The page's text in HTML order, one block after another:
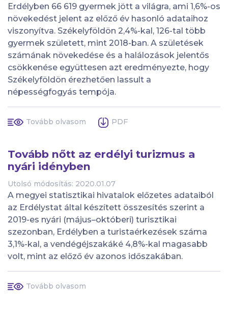
Erdélyben 66 619 gyermek jött a világra, ami 1,6%-os
növekedést jelent az előző év hasonló adataihoz
viszonyítva. Székelyföldön 2,4%-kal, 126-tal több
gyermek született, mint 2018-ban. A születések
számának növekedése és a halálozások jelentős
csökkenése együttesen azt eredményezte, hogy
Székelyföldön érezhetően lassult a
népességfogyás tempója.
Tovább olvasom PDF
Tovább nőtt az erdélyi turizmus a
nyári idényben
Utolsó módosítás: 2020.01.07
A megyei statisztikai hivatalok előzetes adataiból
az Erdélystat által készített összesítés szerint a
2019-es nyári (május–októberi) turisztikai
szezonban, Erdélyben a turistaérkezések száma
3,1%-kal, a vendégéjszakáké 4,8%-kal magasabb
volt, mint az előző év azonos időszakában.
Tovább olvasom